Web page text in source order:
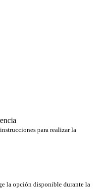
para realizar la
la opción disponible durante la